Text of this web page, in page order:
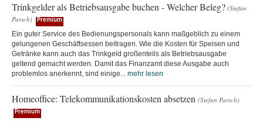
Trinkgelder als Betriebsausgabe buchen - Welcher Beleg? (Stefan
Parsch)
Premium
Ein guter Service des Bedienungspersonals kann maßgeblich zu einem
gelungenen Geschäftsessen beitragen. Wie die Kosten für Speisen und
Getränke kann auch das Trinkgeld großenteils als Betriebsausgabe
geltend gemacht werden. Damit das Finanzamt diese Ausgabe auch
problemlos anerkennt, sind einige... mehr lesen
Homeoffice: Telekommunikationskosten absetzen (Stefan Parsch)
Premium